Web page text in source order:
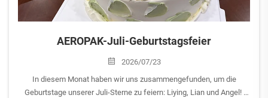
AEROPAK-Juli-Geburtstagsfeier
2026/07/23
In diesem Monat haben wir uns zusammengefunden, um die
Geburtstage unserer Juli-Sterne zu feiern: Liying, Lian und Angel!